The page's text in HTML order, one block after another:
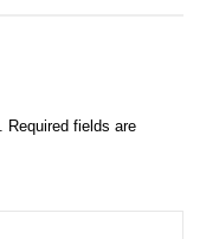
Required fields are